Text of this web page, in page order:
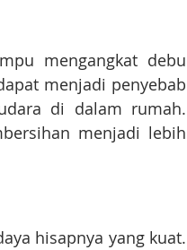
mengangkat debu
menjadi penyebab
di dalam rumah.
menjadi lebih
hisapnya yang kuat.